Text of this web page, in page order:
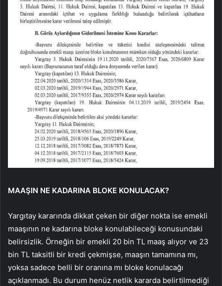
MAAŞIN NE KADARINA BLOKE KONULACAK?
Yargıtay kararında dikkat çeken bir diğer nokta ise emekli
maaşının ne kadarına bloke konulabileceği konusundaki
belirsizlik. Örneğin bir emekli 20 bin TL maaş alıyor ve 23
bin TL taksitli bir kredi çekmişse, maaşın tamamına mı,
yoksa sadece belli bir oranına mı bloke konulacağı
açıklanmadı. Bu durum henüz netlik kararda belirtilmediği